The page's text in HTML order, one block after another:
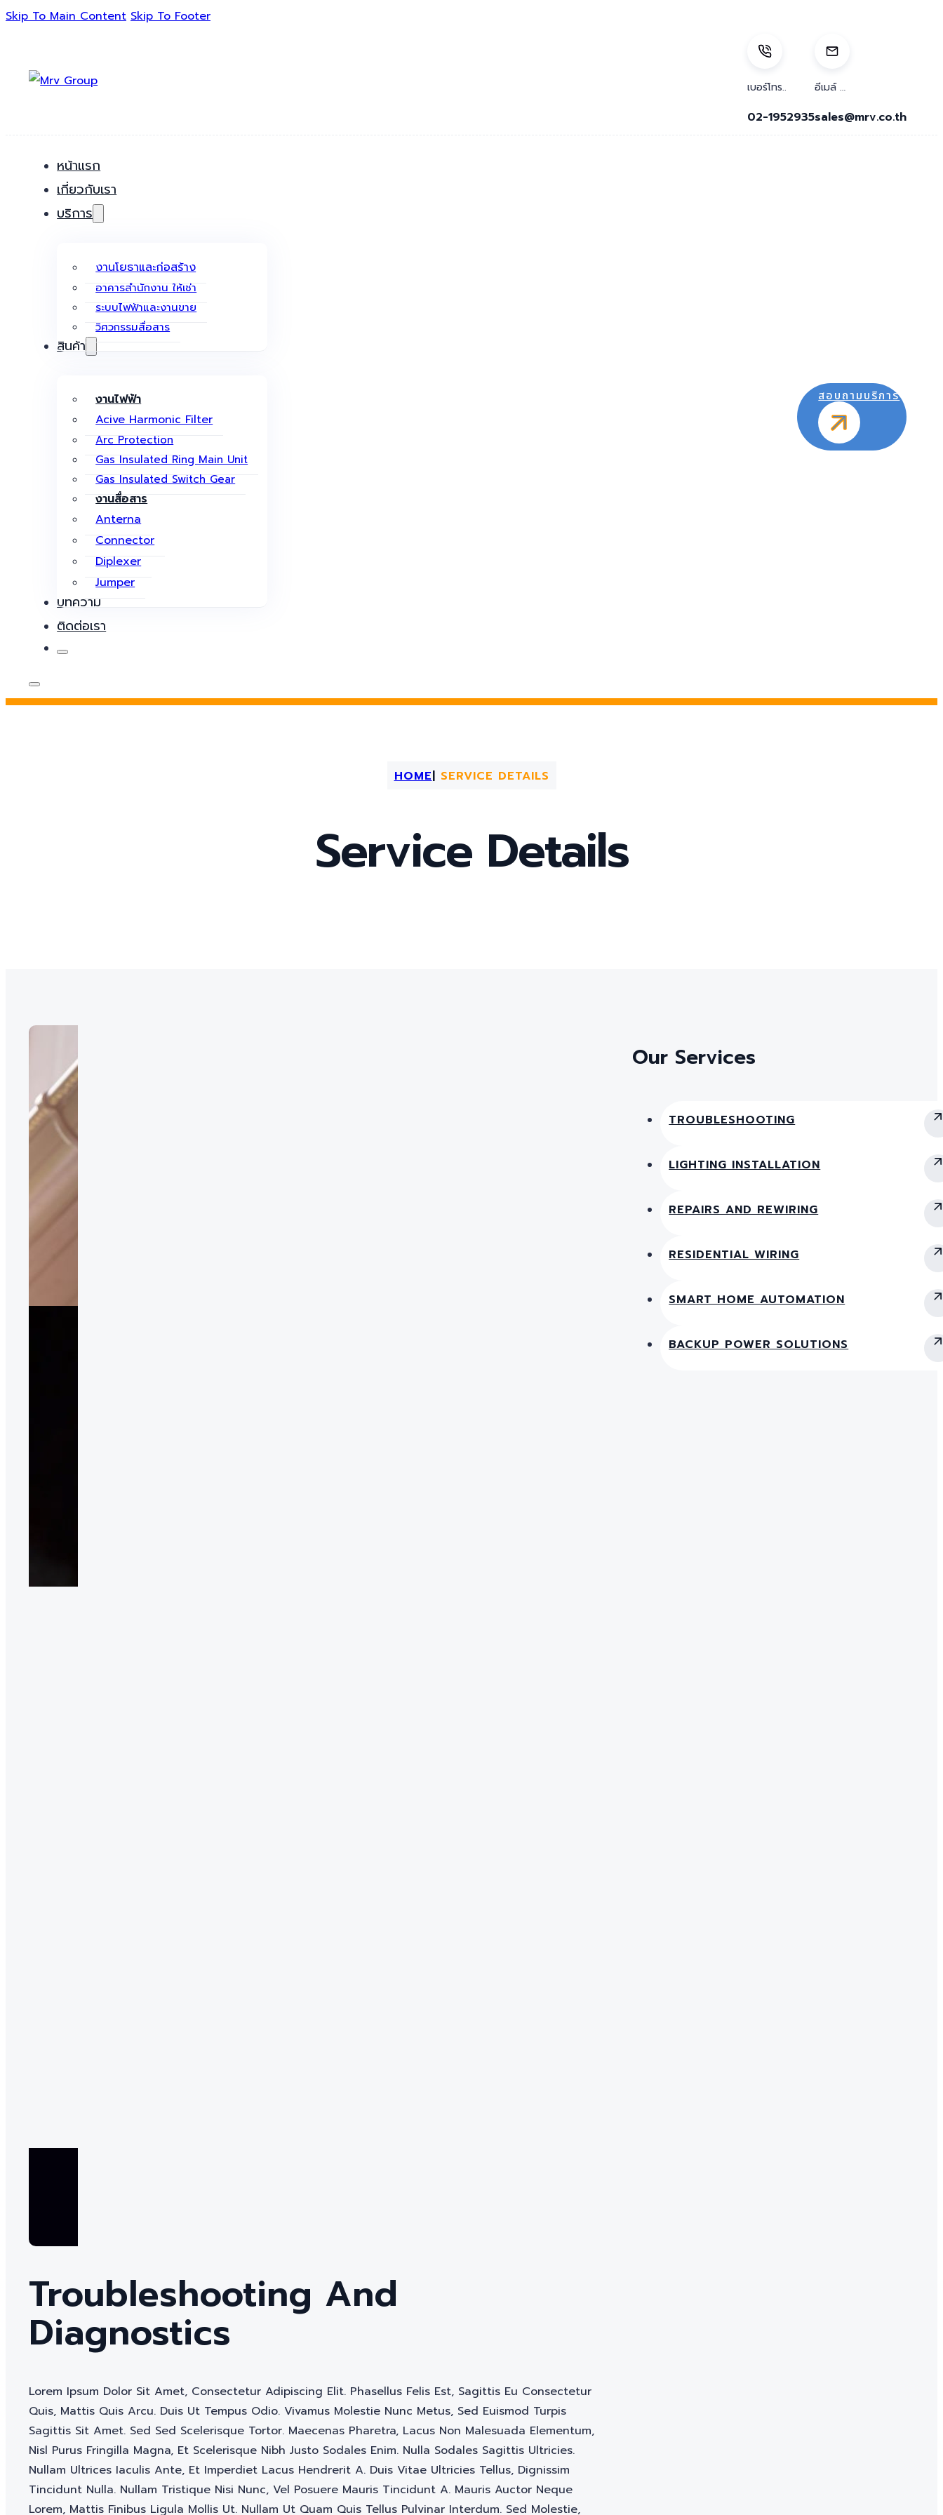
Skip To Main Content Skip To Footer
เบอร์โทร..
02-1952935
อีเมล์ …
sales@mrv.co.th
หน้าแรก
เกี่ยวกับเรา
บริการ
งานโยธาและก่อสร้าง
อาคารสำนักงาน ให้เช่า
ระบบไฟฟ้าและงานขาย
วิศวกรรมสื่อสาร
สินค้า
งานไฟฟ้า
Acive Harmonic Filter
Arc Protection
Gas Insulated Ring Main Unit
Gas Insulated Switch Gear
งานสื่อสาร
Anterna
Connector
Diplexer
Jumper
บทความ
ติดต่อเรา
สอบถามบริการ
HOME| SERVICE DETAILS
Service Details
Troubleshooting And
Diagnostics
Lorem Ipsum Dolor Sit Amet, Consectetur Adipiscing Elit. Phasellus Felis Est, Sagittis Eu Consectetur
Quis, Mattis Quis Arcu. Duis Ut Tempus Odio. Vivamus Molestie Nunc Metus, Sed Euismod Turpis
Sagittis Sit Amet. Sed Sed Scelerisque Tortor. Maecenas Pharetra, Lacus Non Malesuada Elementum,
Nisl Purus Fringilla Magna, Et Scelerisque Nibh Justo Sodales Enim. Nulla Sodales Sagittis Ultricies.
Nullam Ultrices Iaculis Ante, Et Imperdiet Lacus Hendrerit A. Duis Vitae Ultricies Tellus, Dignissim
Tincidunt Nulla. Nullam Tristique Nisi Nunc, Vel Posuere Mauris Tincidunt A. Mauris Auctor Neque
Lorem, Mattis Finibus Ligula Mollis Ut. Nullam Ut Quam Quis Tellus Pulvinar Interdum. Sed Molestie,
Our Services
TROUBLESHOOTING
LIGHTING INSTALLATION
REPAIRS AND REWIRING
RESIDENTIAL WIRING
SMART HOME AUTOMATION
BACKUP POWER SOLUTIONS